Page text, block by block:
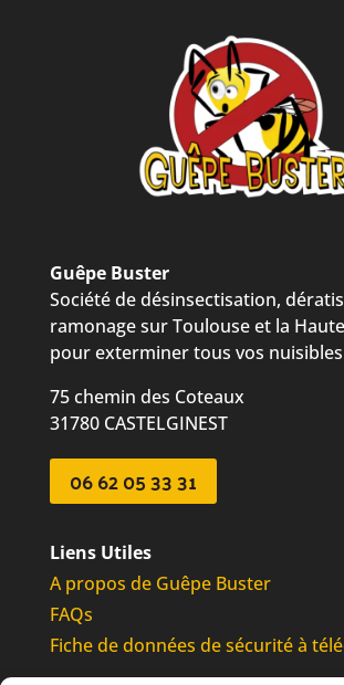
Guêpe Buster
Société de désinsectisation,
ramonage sur Toulouse et la
pour exterminer tous vos
75 chemin des Coteaux
31780 CASTELGINEST
06 62 05 33 31
Liens Utiles
A propos de Guêpe Buster
FAQs
Fiche de données de sécurité à